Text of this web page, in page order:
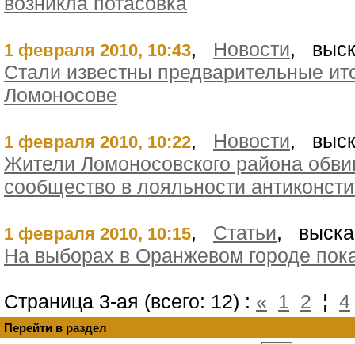
1 февраля 2010, 10:43, Новости,
Стали известны предварительные
Ломоносове
1 февраля 2010, 10:22, Новости,
Жители Ломоносовского района
сообщество в лояльности
1 февраля 2010, 10:15, Статьи,
На выборах в Оранжевом городе
Страница 3-ая (всего: 12) : « 1 2 ¦ 4
Перейти в раздел